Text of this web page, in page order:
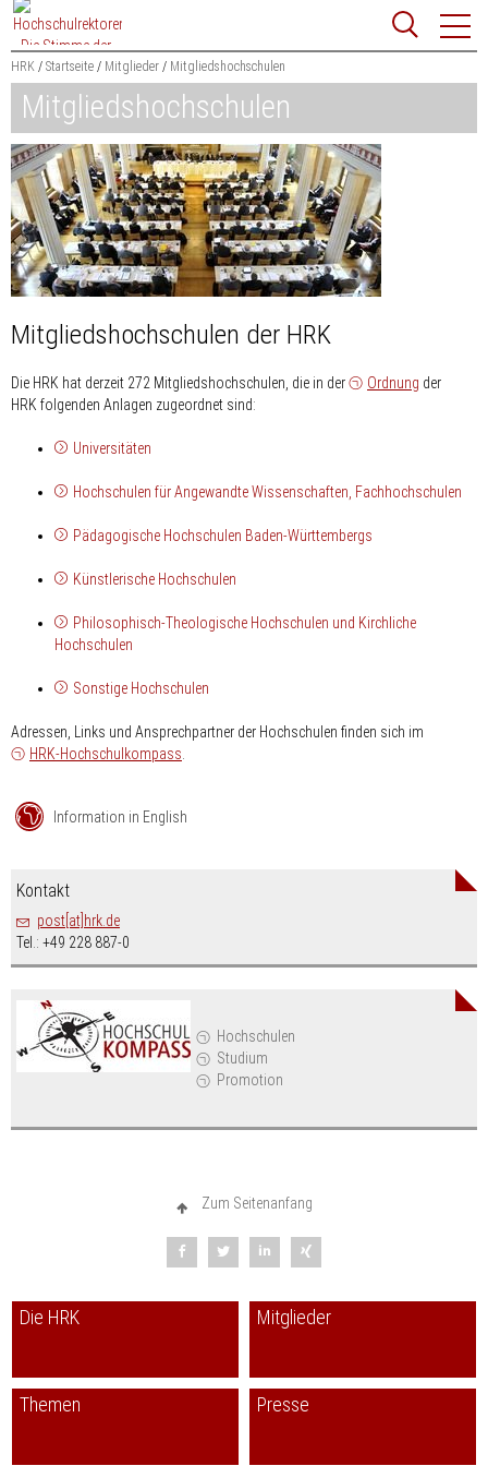
Zum
Content
springen
Suchbegriff
Suchen
HRK Startseite Mitglieder Mitgliedshochschulen
Mitgliedshochschulen
Mitgliedshochschulen der HRK
Die HRK hat derzeit 272 Mitgliedshochschulen, die in der Ordnung der
HRK folgenden Anlagen zugeordnet sind:
Universitäten
Hochschulen für Angewandte Wissenschaften, Fachhochschulen
Pädagogische Hochschulen Baden-Württembergs
Künstlerische Hochschulen
Philosophisch-Theologische Hochschulen und Kirchliche
Hochschulen
Sonstige Hochschulen
Adressen, Links und Ansprechpartner der Hochschulen finden sich im
HRK-Hochschulkompass
Hochschulen
Studium
Promotion
Information in English
Kontakt
post[at]hrk.de
Tel.: +49 228 887-0
Zum Seitenanfang
Die HRK Mitglieder
Themen Presse